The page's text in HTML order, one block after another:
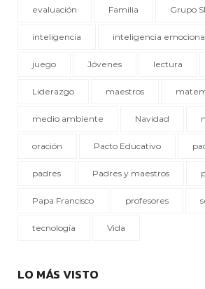
evaluación Familia Grupo
inteligencia inteligencia
juego Jóvenes lectura
Liderazgo maestros
medio ambiente Navidad
oración Pacto Educativo
padres Padres y maestros
Papa Francisco profesores
tecnología Vida
LO MÁS VISTO